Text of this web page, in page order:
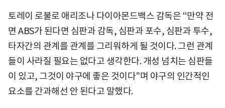
토레이 로불로 애리조나 다이아몬드백스 감독은 “만약 전
면 ABS가 된다면 심판과 감독, 심판과 포수, 심판과 투수,
타자간의 관계를 관계를 그리워하게 될 것이다. 그런 관계
들이 사라질 필요는 없다고 생각한다. 개성 넘치는 심판들
이 있고, 그것이 야구에 좋은 것이다”며 야구의 인간적인
요소를 간과해선 안 된다고 말했다.